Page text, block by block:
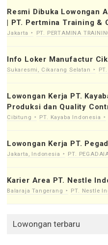
Resmi Dibuka Lowongan
| PT. Pertmina Training &
Jakarta PT. PERTAMINA
Info Loker Manufactur
Sukaresmi, Cikarang Selatan
Lowongan Kerja PT.
Produksi dan Quality
Cibitung PT. Kayaba Indonesia
Lowongan Kerja PT.
Jakarta, Indonesia PT.
Karier Area PT. Nestle
Balaraja Tangerang PT. Nestle
Lowongan terbaru